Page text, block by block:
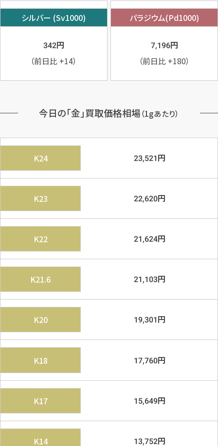
1
まずは
【総合受付】24時間・年中無休(年末年
シルバー (Sv1000)
342円
（前日比 +14）
パラジウム(Pd1000)
7,196円
（前日比 +180）
今日の「金」買取価格相場（1gあたり）
K24 23,521円
K23 22,620円
K22 21,624円
K21.6 21,103円
K20 19,301円
K18 17,760円
K17 15,649円
K14 13,752円